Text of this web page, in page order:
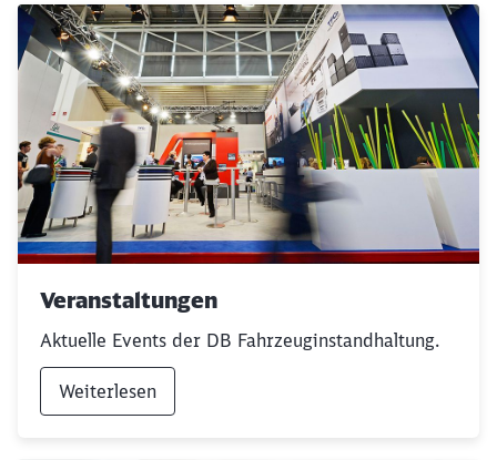
Veranstaltungen
Aktuelle Events der DB Fahrzeuginstandhaltung.
Weiterlesen